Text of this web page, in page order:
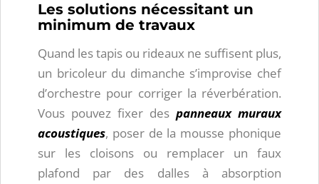
Les solutions nécessitant un
minimum de travaux
Quand les tapis ou rideaux ne suffisent plus,
un bricoleur du dimanche s’improvise chef
d’orchestre pour corriger la réverbération.
Vous pouvez fixer des panneaux muraux
acoustiques, poser de la mousse phonique
sur les cloisons ou remplacer un faux
plafond par des dalles à absorption